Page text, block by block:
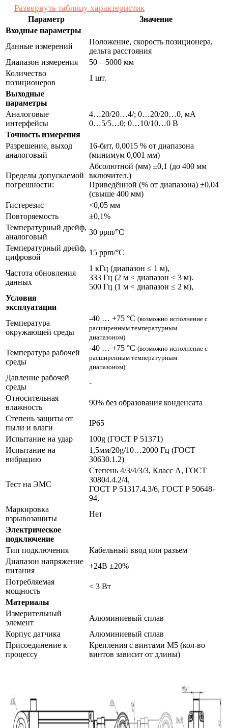
Развернуть таблицу характеристик
Параметр
Значение
Входные параметры
Данные измерений
Положение, скорость позиционера,
дельта расстояния
Диапазон измерения
50 – 5000 мм
Количество
позиционеров
1 шт.
Выходные
параметры
Аналоговые
интерфейсы
4…20/20…4/; 0…20/20…0, мА
0…5/5…0; 0…10/10…0 В
Точность измерения
Разрешение, выход
аналоговый
16-бит, 0,0015 % от диапазона
(минимум 0,001 мм)
Пределы допускаемой
погрешности:
Абсолютной (мм) ±0,1 (до 400 мм
включител.)
Приведённой (% от диапазона) ±0,04
(свыше 400 мм)
Гистерезис
<0,05 мм
Повторяемость
±0,1%
Температурный дрейф,
аналоговый
30 ppm/°С
Температурный дрейф,
цифровой
15 ppm/°С
Частота обновления
данных
1 кГц (диапазон ≤ 1 м),
333 Гц (2 м < диапазон ≤ 3 м).
500 Гц (1 м < диапазон ≤ 2 м),
Условия
эксплуатации
Температура
окружающей среды
-40 … +75 °С (возможно исполнение с
расширенным температурным
диапазоном)
Температура рабочей
среды
-40 … +75 °С (возможно исполнение с
расширенным температурным
диапазоном)
Давление рабочей
среды
-
Относительная
влажность
90% без образования конденсата
Степень защиты от
пыли и влаги
IP65
Испытание на удар
100g (ГОСТ Р 51371)
Испытание на
вибрацию
1,5мм/20g/10…2000 Гц (ГОСТ
30630.1.2)
Тест на ЭМС
Степень 4/3/4/3/3, Класс А, ГОСТ
30804.4.2/4,
ГОСТ Р 51317.4.3/6, ГОСТ Р 50648-
94,
Маркировка
взрывозащиты
Нет
Электрическое
подключение
Тип подключения
Кабельный ввод или разъем
Диапазон напряжение
питания
+24В ±20%
Потребляемая
мощность
< 3 Вт
Материалы
Измерительный
элемент
Алюминиевый сплав
Корпус датчика
Алюминиевый сплав
Присоединение к
процессу
Крепления с винтами М5 (кол-во
винтов зависит от длины)